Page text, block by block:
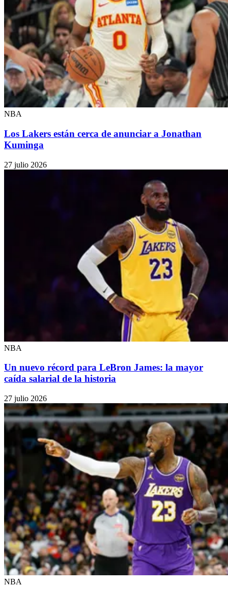
NBA
Los Lakers están cerca de anunciar a Jonathan
Kuminga
27 julio 2026
NBA
Un nuevo récord para LeBron James: la mayor
caída salarial de la historia
27 julio 2026
NBA